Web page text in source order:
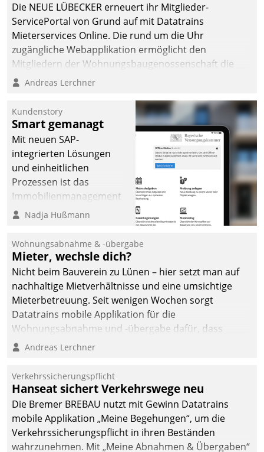
Die NEUE LÜBECKER erneuert ihr Mitglieder-
ServicePortal von Grund auf mit Datatrains
Mieterservices Online. Die rund um die Uhr
zugängliche Webapplikation ermöglicht den
Mitgliedern der Wohnungs­bau­genossenschaft die
Kontaktaufnahme per Smartphone, Tablet oder PC.
Andreas Lerchner
Kundenstory
Smart gemanagt
Mit neuen SAP-
integrierten Lösungen
und einheitlichen
Prozessen ist das
Immobilienmanagement
der Bayerischen
Ressort Kapitalanlage für
künftige Aufgaben und
Herausforderungen
gerüstet.
Nadja Hußmann
Wohnungsabnahme & -übergabe
Mieter, wechsle dich?
Nicht beim Bauverein zu Lünen – hier setzt man auf
nachhaltige Mietverhältnisse und eine umsichtige
Mieterbetreuung. Seit wenigen Wochen sorgt
Datatrains mobile Applikation für die
Wohnungsabnahme und -übergabe dafür, dass
Mieter wohlgeordnet kommen und, so es sein muss,
Andreas Lerchner
Verkehrssicherungspflicht
Hanseat sichert Verkehrswege neu
Die Bremer BREBAU nutzt mit Gewinn Datatrains
mobile Applikation „Meine Begehungen“, um die
Verkehrssicherungspflicht in ihren Beständen
wahrzunehmen. Mit „Meine Abnahmen & Übergaben“